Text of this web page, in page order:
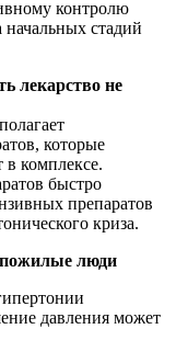
контролю
начальных стадий
лекарство не
которые
комплексе.
быстро
препаратов
криза.
пожилые люди
давления может